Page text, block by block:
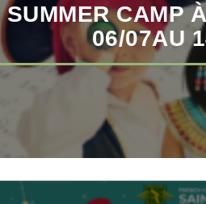
SUMMER CAMP
06/07AU